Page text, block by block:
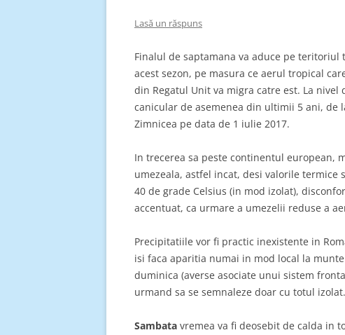
Lasă un răspuns
Finalul de saptamana va aduce pe
acest sezon, pe masura ce aerul tropical
din Regatul Unit va migra catre est. La
canicular de asemenea din ultimii 5 ani, de
Zimnicea pe data de 1 iulie 2017.
In trecerea sa peste continentul european,
umezeala, astfel incat, desi valorile
40 de grade Celsius (in mod izolat),
accentuat, ca urmare a umezelii reduse a
Precipitatiile vor fi practic inexistente in
isi faca aparitia numai in mod local la
duminica (averse asociate unui sistem
urmand sa se semnaleze doar cu totul izolat.
Sambata vremea va fi deosebit de calda in